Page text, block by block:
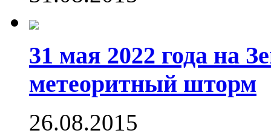
31 мая 2022 года на
метеоритный шторм
26.08.2015